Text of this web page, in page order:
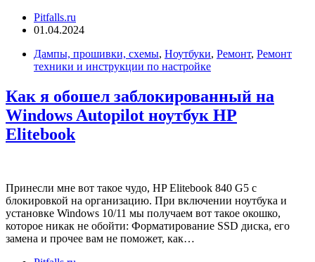
Pitfalls.ru
01.04.2024
Дампы, прошивки, схемы, Ноутбуки, Ремонт, Ремонт
техники и инструкции по настройке
Как я обошел заблокированный на
Windows Autopilot ноутбук HP
Elitebook
Принесли мне вот такое чудо, HP Elitebook 840 G5 с
блокировкой на организацию. При включении ноутбука и
установке Windows 10/11 мы получаем вот такое окошко,
которое никак не обойти: Форматирование SSD диска, его
замена и прочее вам не поможет, как…